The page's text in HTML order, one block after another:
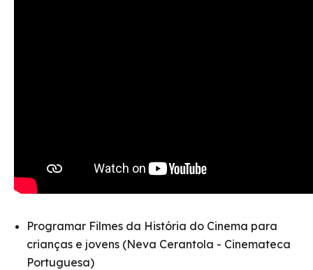
Programar Filmes da História do Cinema para
crianças e jovens (Neva Cerantola - Cinemateca
Portuguesa)